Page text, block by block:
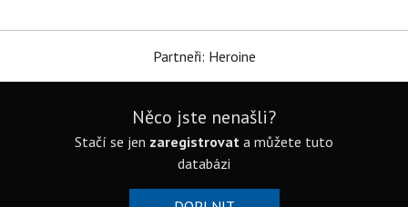
Partneři: Heroine
Něco jste nenašli?
Stačí se jen zaregistrovat a můžete tuto
databázi